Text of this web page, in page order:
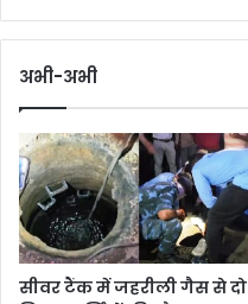
अभी-अभी
सीवर टैंक में जहरीली गैस से दो